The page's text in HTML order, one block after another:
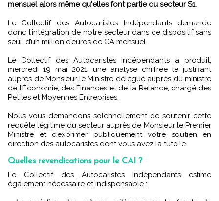
mensuel alors même qu'elles font partie du secteur S1.
Le Collectif des Autocaristes Indépendants demande
donc l’intégration de notre secteur dans ce dispositif sans
seuil d’un million d’euros de CA mensuel.
Le Collectif des Autocaristes Indépendants a produit,
mercredi 19 mai 2021, une analyse chiffrée le justifiant
auprès de Monsieur le Ministre délégué auprès du ministre
de l’Économie, des Finances et de la Relance, chargé des
Petites et Moyennes Entreprises.
Nous vous demandons solennellement de soutenir cette
requête légitime du secteur auprès de Monsieur le Premier
Ministre et d’exprimer publiquement votre soutien en
direction des autocaristes dont vous avez la tutelle.
Quelles revendications pour le CAI ?
Le Collectif des Autocaristes Indépendants estime
également nécessaire et indispensable :